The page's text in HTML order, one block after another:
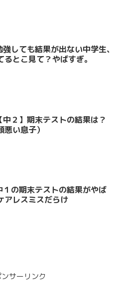
るとこ見て？やばすぎ。
悪い息子）
アレスミスだらけ
サーリンク